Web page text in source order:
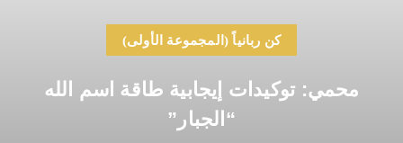
كن ربانياً (المجموعة الأولى)
محمي: توكيدات إيجابية طاقة اسم الله
“الجبار”